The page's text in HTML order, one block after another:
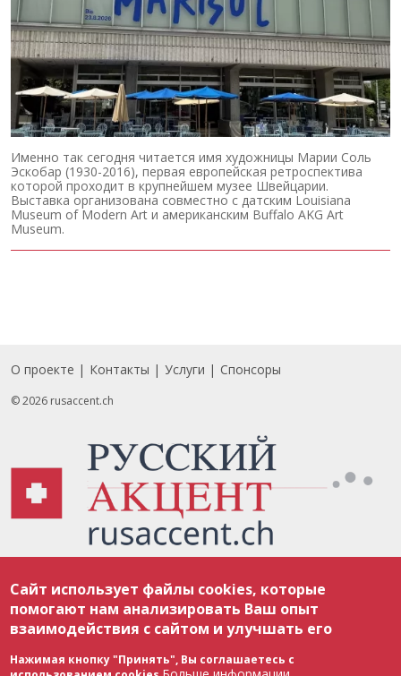
Именно так сегодня читается имя художницы Марии Соль
Эскобар (1930-2016), первая европейская ретроспектива
которой проходит в крупнейшем музее Швейцарии.
Выставка организована совместно с датским Louisiana
Museum of Modern Art и американским Buffalo AKG Art
Museum.
Footer
О проекте Контакты Услуги Спонсоры
© 2026 rusaccent.ch
соответствии с законодательством Швейцарии об авторском праве и
международными соглашениями. Полное или частичное использование
материалов возможно только с разрешения редакции. В случае полного
или частичного воспроизведения материалов сайта rusaccent.ch,
ОБЯЗАТЕЛЬНА АКТИВНАЯ ГИПЕРССЫЛКА на конкретный заимствованный
текст. Фотоизображения, размещенные редакцией rusaccent.ch, являются
ее исключительной собственностью. Полное или частичное
Сайт использует файлы cookies, которые
помогают нам анализировать Ваш опыт
взаимодействия с сайтом и улучшать его
Нажимая кнопку "Принять", Вы соглашаетесь с